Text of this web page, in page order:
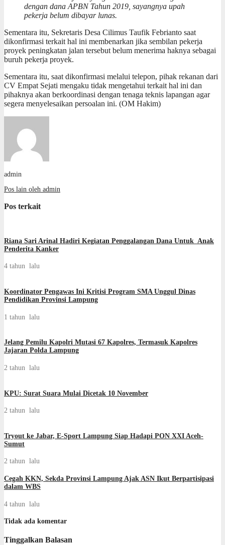
dengan dana APBN Tahun 2019, sayangnya upah
pekerja belum dibayar lunas.
Sementara itu, Sekretaris Desa Cilimus Taufik Febrianto saat
dikonfirmasi terkait hal ini membenarkan jika sembilan pekerja
proyek peningkatan jalan tersebut belum menerima haknya sebagai
buruh pekerja proyek.
Sementara itu, saat dikonfirmasi melalui telepon, pihak rekanan dari
CV Empat Sejati mengaku tidak mengetahui terkait hal ini dan
pihaknya akan berkoordinasi dengan tenaga teknis lapangan agar
segera menyelesaikan persoalan ini. (OM Hakim)
admin
Pos lain oleh admin
Pos terkait
Riana Sari Arinal Hadiri Kegiatan Penggalangan Dana Untuk Anak
Penderita Kanker
4 tahun lalu
‎Koordinator Pengawas Ini Kritisi Program SMA Unggul Dinas
Pendidikan Provinsi Lampung
1 tahun lalu
Jelang Pemilu Kapolri Mutasi 67 Kapolres, Termasuk Kapolres
Jajaran Polda Lampung
2 tahun lalu
KPU: Surat Suara Mulai Dicetak 10 November
2 tahun lalu
Tryout ke Jabar, E-Sport Lampung Siap Hadapi PON XXI Aceh-
Sumut
2 tahun lalu
Cegah KKN, Sekda Provinsi Lampung Ajak ASN Ikut Berpartisipasi
dalam WBS
4 tahun lalu
Tidak ada komentar
Tinggalkan Balasan